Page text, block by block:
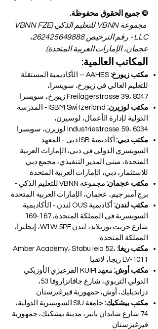
FZE LLC – License No.262425649888,
Ajman, UAE)
© جميع الحقوق محفوظة.
مجموعة VBNN للتعليم الذكي (VBNN FZE
LLC - رقم الترخيص
262425649888
عجمان، الإمارات العربية المتحدة)
المكاتب العالمية:
مكتب زيورخ:
AAHES – الأكاديمية المستقلة
للتعليم العالي في زيورخ، سويسرا،
Freilagerstrasse 39، 8047 زيورخ، سويسرا.
مكتب لوزيرن:
ISBM Switzerland - المدرسة
الدولية لإدارة الأعمال، لوسيرن،
Industriestrasse 59، 6034 لوزيرن، سويسرا
مكتب دبي:
أكاديمية ISB دبي - المعهد
السويسري الدولي في دبي، الإمارات العربية
المتحدة، مبنى المدير التنفيذي، مجمع دبي
للاستثمار، دبي، الإمارات العربية المتحدة
مكتب عجمان:
مجموعة VBNN للتعليم الذكي -
برج آمبر جيم، عجمان، الإمارات العربية المتحدة
مكتب لندن:
السويسرية في المملكة المتحدة، 167-169
المملكة المتحدة
مكتب ريغا:
Amber Academy، Stabu Iela 52،
LV-1011 ريجا، لاتفيا
مكتب أوش:
معهد KUIPI القرغيزي الأوزبكي
دزانديليك، أوش، جمهورية قيرغيزستان